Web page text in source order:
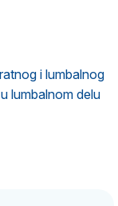
i lumbalnog
lumbalnom delu